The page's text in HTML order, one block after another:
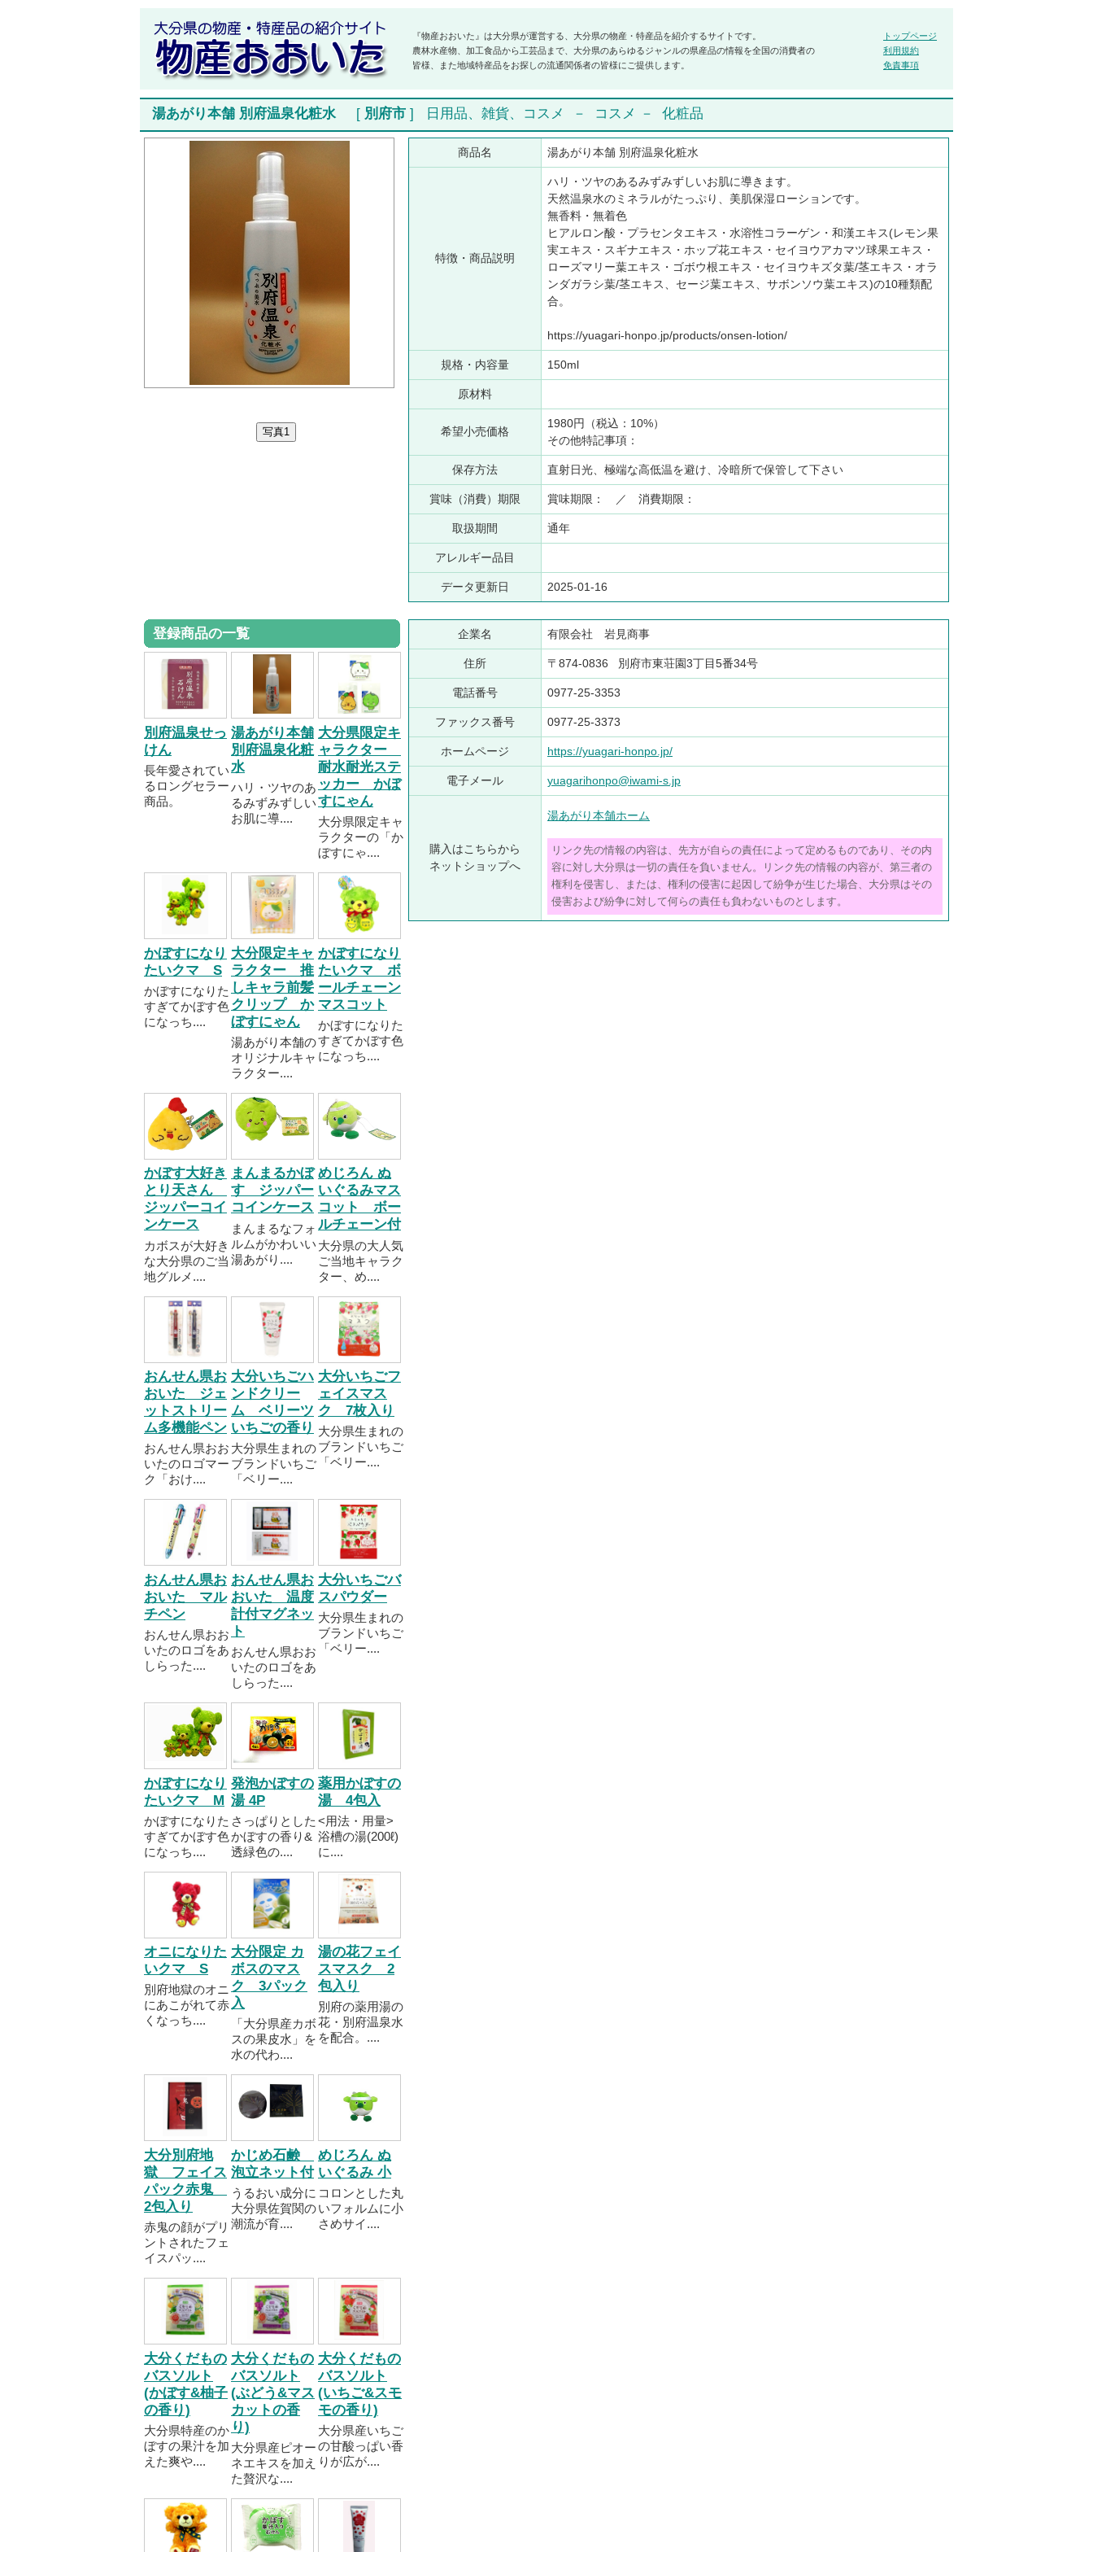
『物産おおいた』は大分県が運営する、大分県の物産・特産品を紹介するサイトです。
農林水産物、加工食品から工芸品まで、大分県のあらゆるジャンルの県産品の情報を全国の消費者の
皆様、また地域特産品をお探しの流通関係者の皆様にご提供します。
トップページ
利用規約
免責事項
湯あがり本舗 別府温泉化粧水 [ 別府市 ] 日用品、雑貨、コスメ － コスメ － 化粧品
商品名 湯あがり本舗 別府温泉化粧水
特徴・商品説明
ハリ・ツヤのあるみずみずしいお肌に導きます。
天然温泉水のミネラルがたっぷり、美肌保湿ローションです。
無香料・無着色
ヒアルロン酸・プラセンタエキス・水溶性コラーゲン・和漢エキス(レモン果
実エキス・スギナエキス・ホップ花エキス・セイヨウアカマツ球果エキス・
ローズマリー葉エキス・ゴボウ根エキス・セイヨウキズタ葉/茎エキス・オラ
ンダガラシ葉/茎エキス、セージ葉エキス、サボンソウ葉エキス)の10種類配
合。
https://yuagari-honpo.jp/products/onsen-lotion/
規格・内容量 150ml
原材料
希望小売価格
1980円（税込：10%）
その他特記事項：
保存方法 直射日光、極端な高低温を避け、冷暗所で保管して下さい
賞味（消費）期限 賞味期限： ／ 消費期限：
取扱期間 通年
アレルギー品目
データ更新日 2025-01-16
登録商品の一覧
別府温泉せっ
けん
長年愛されてい
るロングセラー
商品。
湯あがり本舗
別府温泉化粧
水
ハリ・ツヤのあ
るみずみずしい
お肌に導....
大分県限定キ
ャラクター
耐水耐光ステ
ッカー かぼ
すにゃん
大分県限定キャ
ラクターの「か
ぼすにゃ....
かぼすになり
たいクマ S
かぼすになりた
すぎてかぼす色
になっち....
大分限定キャ
ラクター 推
しキャラ前髪
クリップ か
ぼすにゃん
湯あがり本舗の
オリジナルキャ
ラクター....
かぼすになり
たいクマ ボ
ールチェーン
マスコット
かぼすになりた
すぎてかぼす色
になっち....
かぼす大好き
とり天さん
ジッパーコイ
ンケース
カボスが大好き
な大分県のご当
地グルメ....
まんまるかぼ
す ジッパー
コインケース
まんまるなフォ
ルムがかわいい
湯あがり....
めじろん ぬ
いぐるみマス
コット ボー
ルチェーン付
大分県の大人気
ご当地キャラク
ター、め....
おんせん県お
おいた ジェ
ットストリー
ム多機能ペン
おんせん県おお
いたのロゴマー
ク「おけ....
大分いちごハ
ンドクリー
ム ベリーツ
いちごの香り
大分県生まれの
ブランドいちご
「ベリー....
大分いちごフ
ェイスマス
ク 7枚入り
大分県生まれの
ブランドいちご
「ベリー....
おんせん県お
おいた マル
チペン
おんせん県おお
いたのロゴをあ
しらった....
おんせん県お
おいた 温度
計付マグネッ
ト
おんせん県おお
いたのロゴをあ
しらった....
大分いちごバ
スパウダー
大分県生まれの
ブランドいちご
「ベリー....
かぼすになり
たいクマ M
かぼすになりた
すぎてかぼす色
になっち....
発泡かぼすの
湯 4P
さっぱりとした
かぼすの香り&
透緑色の....
薬用かぼすの
湯 4包入
<用法・用量>
浴槽の湯(200ℓ)
に....
オニになりた
いクマ S
別府地獄のオニ
にあこがれて赤
くなっち....
大分限定 カ
ボスのマス
ク 3パック
入
「大分県産カボ
スの果皮水」を
水の代わ....
湯の花フェイ
スマスク 2
包入り
別府の薬用湯の
花・別府温泉水
を配合。....
大分別府地
獄 フェイス
パック赤鬼
2包入り
赤鬼の顔がプリ
ントされたフェ
イスパッ....
かじめ石鹸
泡立ネット付
うるおい成分に
大分県佐賀関の
潮流が育....
めじろん ぬ
いぐるみ 小
コロンとした丸
いフォルムに小
さめサイ....
大分くだもの
バスソルト
(かぼす&柚子
の香り)
大分県特産のか
ぼすの果汁を加
えた爽や....
大分くだもの
バスソルト
(ぶどう&マス
カットの香
り)
大分県産ピオー
ネエキスを加え
た贅沢な....
大分くだもの
バスソルト
(いちご&スモ
モの香り)
大分県産いちご
の甘酸っぱい香
りが広が....
企業名 有限会社 岩見商事
住所 〒874-0836 別府市東荘園3丁目5番34号
電話番号 0977-25-3353
ファックス番号 0977-25-3373
ホームページ https://yuagari-honpo.jp/
電子メール yuagarihonpo@iwami-s.jp
購入はこちらから
ネットショップへ
湯あがり本舗ホーム
リンク先の情報の内容は、先方が自らの責任によって定めるものであり、その内
容に対し大分県は一切の責任を負いません。リンク先の情報の内容が、第三者の
権利を侵害し、または、権利の侵害に起因して紛争が生じた場合、大分県はその
侵害および紛争に対して何らの責任も負わないものとします。